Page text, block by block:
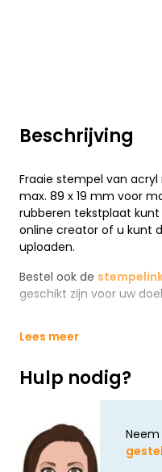
Beschrijving
Fraaie stempel van
max. 89 x 19 mm voor
rubberen tekstplaat
online creator of u kunt
uploaden.
Bestel ook de
geschikt zijn voor uw
Lees meer
Hulp nodig?
Neem